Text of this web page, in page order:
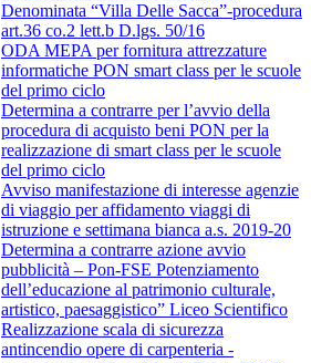
Denominata “Villa Delle Sacca”-procedura
art.36 co.2 lett.b D.lgs. 50/16
ODA MEPA per fornitura attrezzature
informatiche PON smart class per le scuole
del primo ciclo
Determina a contrarre per l’avvio della
procedura di acquisto beni PON per la
realizzazione di smart class per le scuole
del primo ciclo
Avviso manifestazione di interesse agenzie
di viaggio per affidamento viaggi di
istruzione e settimana bianca a.s. 2019-20
Determina a contrarre azione avvio
pubblicità – Pon-FSE Potenziamento
dell’educazione al patrimonio culturale,
artistico, paesaggistico” Liceo Scientifico
Realizzazione scala di sicurezza
antincendio opere di carpenteria -